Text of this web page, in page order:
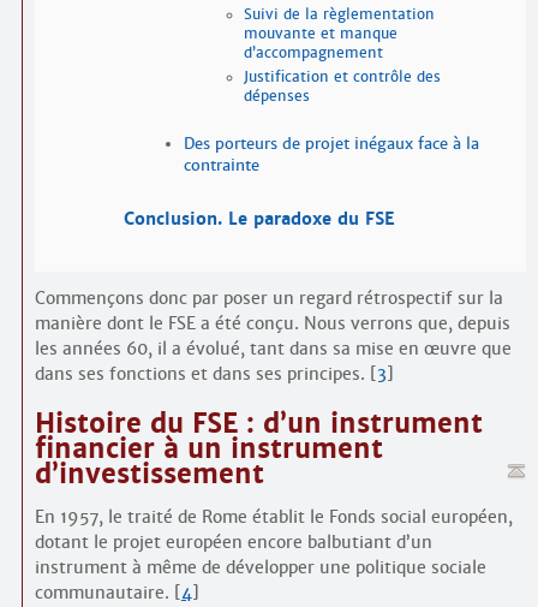
Suivi de la règlementation
mouvante et manque
d’accompagnement
Justification et contrôle des
dépenses
Des porteurs de projet inégaux face à la
contrainte
Conclusion. Le paradoxe du FSE
Commençons donc par poser un regard rétrospectif sur la
manière dont le FSE a été conçu. Nous verrons que, depuis
les années 60, il a évolué, tant dans sa mise en œuvre que
dans ses fonctions et dans ses principes. [3]
Histoire du FSE : d’un instrument
financier à un instrument
d’investissement
En 1957, le traité de Rome établit le Fonds social européen,
dotant le projet européen encore balbutiant d’un
instrument à même de développer une politique sociale
communautaire. [4]